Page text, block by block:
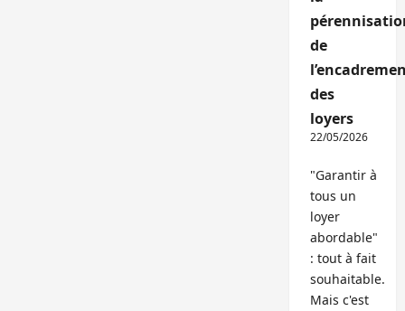
de
des
loyers
22/05/2026
"Garantir à
tous un
loyer
abordable"
: tout à fait
souhaitable.
Mais c'est